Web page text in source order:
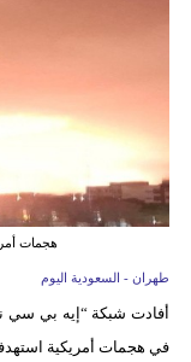
هجمات
طهران - السعودية اليوم
في هجمات أمريكية